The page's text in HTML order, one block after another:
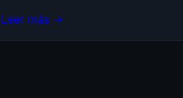
Leer más →